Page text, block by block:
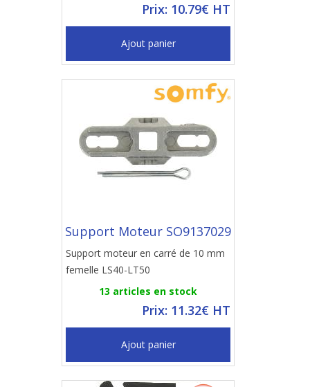
Prix: 10.79€ HT
Ajout panier
Support Moteur SO9137029
Support moteur en carré de 10 mm
femelle LS40-LT50
13 articles en stock
Prix: 11.32€ HT
Ajout panier